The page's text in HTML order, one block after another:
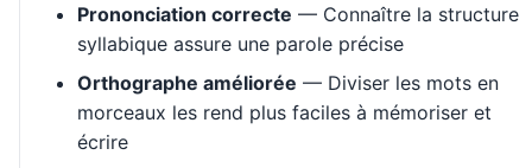
Prononciation correcte — Connaître la structure
syllabique assure une parole précise
Orthographe améliorée — Diviser les mots en
morceaux les rend plus faciles à mémoriser et
écrire